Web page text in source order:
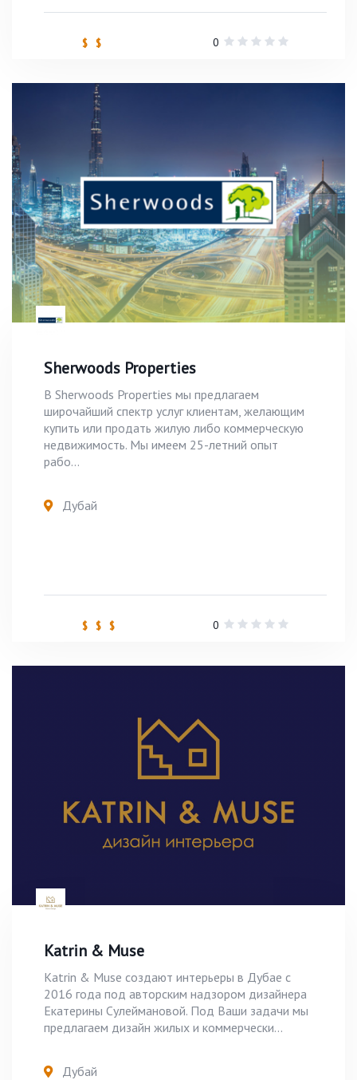
$ $ 0
Sherwoods Properties
В Sherwoods Properties мы предлагаем
широчайший спектр услуг клиентам, желающим
купить или продать жилую либо коммерческую
недвижимость. Мы имеем 25-летний опыт
рабо...
Дубай
$ $ $ 0
Katrin & Muse
Katrin & Muse создают интерьеры в Дубае с
2016 года под авторским надзором дизайнера
Екатерины Сулеймановой. Под Ваши задачи мы
предлагаем дизайн жилых и коммерчески...
Дубай